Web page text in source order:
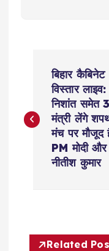
s
v
बिहार कैबिनेट
विस्तार लाइव:
निशांत समेत
मंत्री लेंगे
मंच पर मौजूद
PM मोदी और
नीतीश कुमार
Related